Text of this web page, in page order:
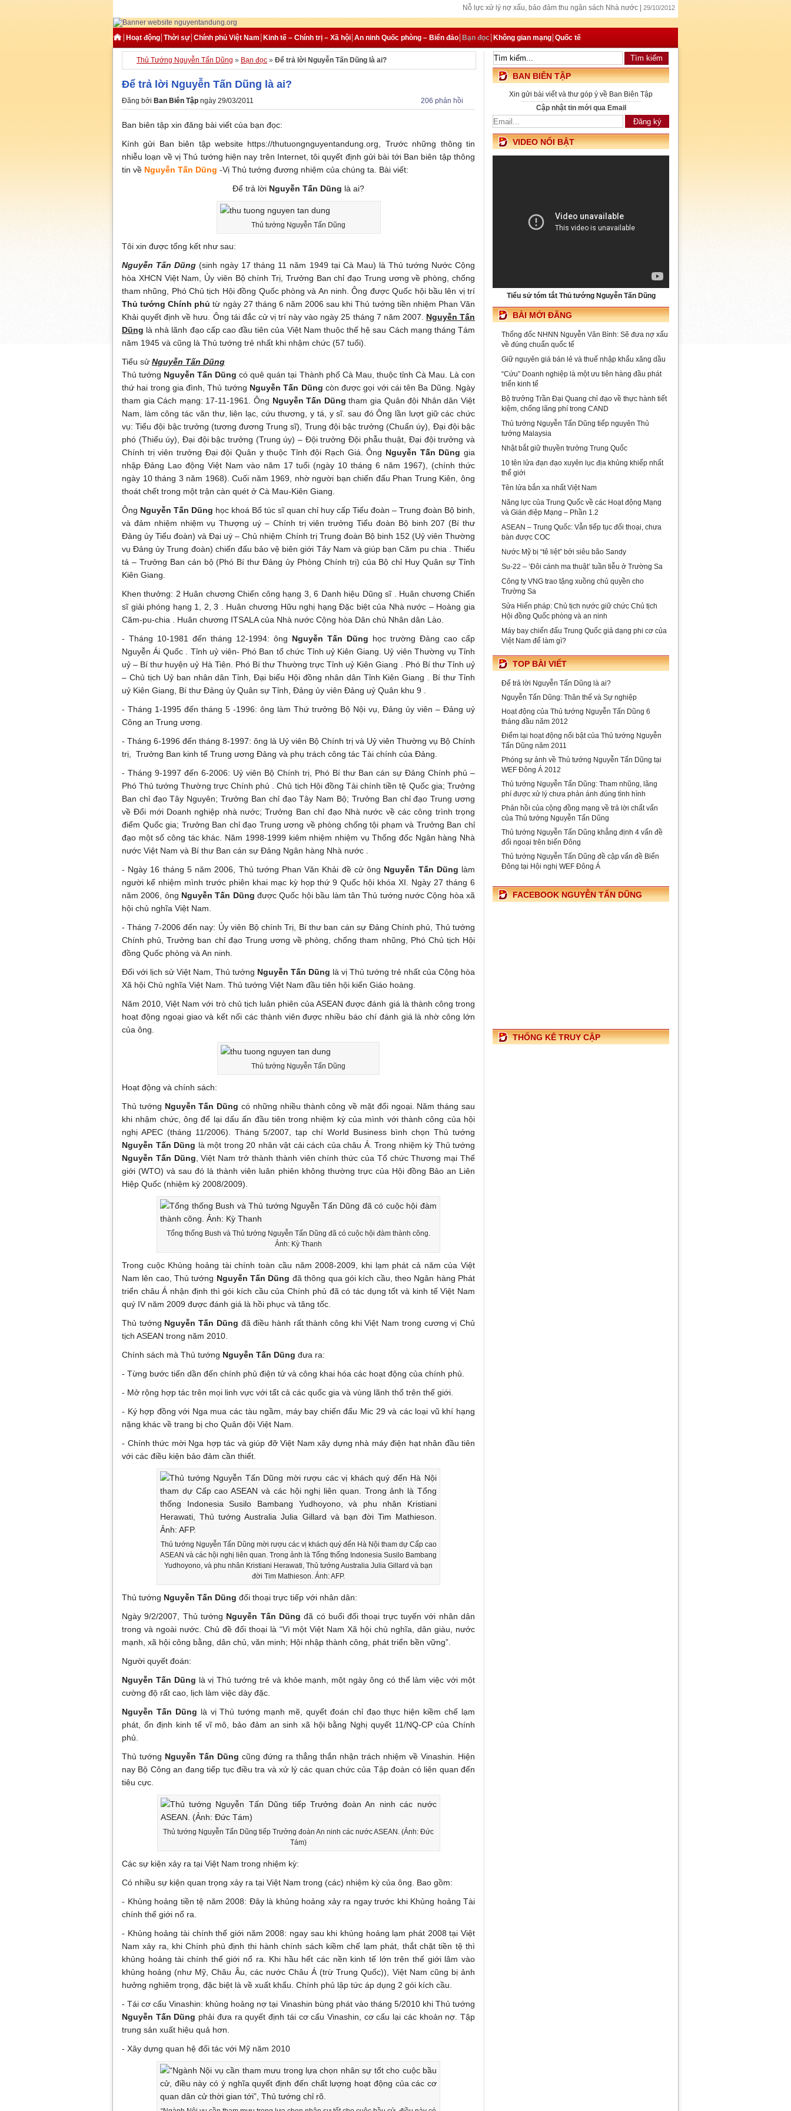
Nỗ lực xử lý nợ xấu, bảo đảm thu ngân sách Nhà nước | 29/10/2012
Chính phủ họp phiên thường kỳ tháng 10/2012 |28/10/2012
Hướng tới quan hệ đối tác chiến lược Việt Nam – Thái Lan |27/10/2012
Hoạt động Thời sự Chính phủ Việt Nam Kinh tế – Chính trị – Xã hội An ninh Quốc phòng – Biển đảo Bạn đọc Không gian mạng Quốc tế
Thủ Tướng Nguyễn Tấn Dũng » Bạn đọc » Để trả lời Nguyễn Tấn Dũng là ai?
Để trả lời Nguyễn Tấn Dũng là ai?
Đăng bởi Ban Biên Tập ngày 29/03/2011 206 phản hồi
Ban biên tập xin đăng bài viết của bạn đọc:
Kính gửi Ban biên tập website https://thutuongnguyentandung.org, Trước những thông tin
nhiễu loạn về vị Thủ tướng hiện nay trên Internet, tôi quyết định gửi bài tới Ban biên tập thông
tin về Nguyễn Tấn Dũng -Vị Thủ tướng đương nhiệm của chúng ta. Bài viết:
Để trả lời Nguyễn Tấn Dũng là ai?
Thủ tướng Nguyễn Tấn Dũng
Tôi xin được tổng kết như sau:
Nguyễn Tấn Dũng (sinh ngày 17 tháng 11 năm 1949 tại Cà Mau) là Thủ tướng Nước Cộng
hòa XHCN Việt Nam, Ủy viên Bộ chính Trị, Trưởng Ban chỉ đạo Trung ương về phòng, chống
tham nhũng, Phó Chủ tịch Hội đồng Quốc phòng và An ninh. Ông được Quốc hội bầu lên vị trí
Thủ tướng Chính phủ từ ngày 27 tháng 6 năm 2006 sau khi Thủ tướng tiền nhiệm Phan Văn
Khải quyết định về hưu. Ông tái đắc cử vị trí này vào ngày 25 tháng 7 năm 2007. Nguyễn Tấn
Dũng là nhà lãnh đạo cấp cao đầu tiên của Việt Nam thuộc thế hệ sau Cách mạng tháng Tám
năm 1945 và cũng là Thủ tướng trẻ nhất khi nhậm chức (57 tuổi).
Tiểu sử Nguyễn Tấn Dũng
Thủ tướng Nguyễn Tấn Dũng có quê quán tại Thành phố Cà Mau, thuộc tỉnh Cà Mau. Là con
thứ hai trong gia đình, Thủ tướng Nguyễn Tấn Dũng còn được gọi với cái tên Ba Dũng. Ngày
tham gia Cách mạng: 17-11-1961. Ông Nguyễn Tấn Dũng tham gia Quân đội Nhân dân Việt
Nam, làm công tác văn thư, liên lạc, cứu thương, y tá, y sĩ. sau đó Ông lần lượt giữ các chức
vụ: Tiểu đội bậc trưởng (tương đương Trung sĩ), Trung đội bậc trưởng (Chuẩn úy), Đại đội bậc
phó (Thiếu úy), Đại đội bậc trưởng (Trung úy) – Đội trưởng Đội phẫu thuật, Đại đội trưởng và
Chính trị viên trưởng Đại đội Quân y thuộc Tỉnh đội Rạch Giá. Ông Nguyễn Tấn Dũng gia
nhập Đảng Lao động Việt Nam vào năm 17 tuổi (ngày 10 tháng 6 năm 1967), (chính thức
ngày 10 tháng 3 năm 1968). Cuối năm 1969, nhờ người bạn chiến đấu Phan Trung Kiên, ông
thoát chết trong một trận càn quét ở Cà Mau-Kiên Giang.
Ông Nguyễn Tấn Dũng học khoá Bổ túc sĩ quan chỉ huy cấp Tiểu đoàn – Trung đoàn Bộ binh,
và đảm nhiệm nhiệm vụ Thượng uý – Chính trị viên trưởng Tiểu đoàn Bộ binh 207 (Bí thư
Đảng ủy Tiểu đoàn) và Đại uý – Chủ nhiệm Chính trị Trung đoàn Bộ binh 152 (Uỷ viên Thường
vụ Đảng ủy Trung đoàn) chiến đấu bảo vệ biên giới Tây Nam và giúp bạn Căm pu chia . Thiếu
tá – Trưởng Ban cán bộ (Phó Bí thư Đảng ủy Phòng Chính trị) của Bộ chỉ Huy Quân sự Tỉnh
Kiên Giang.
Khen thưởng: 2 Huân chương Chiến công hạng 3, 6 Danh hiệu Dũng sĩ . Huân chương Chiến
sĩ giải phóng hạng 1, 2, 3 . Huân chương Hữu nghị hạng Đặc biệt của Nhà nước – Hoàng gia
Căm-pu-chia . Huân chương ITSALA của Nhà nước Cộng hòa Dân chủ Nhân dân Lào.
- Tháng 10-1981 đến tháng 12-1994: ông Nguyễn Tấn Dũng học trường Đảng cao cấp
Nguyễn Ái Quốc . Tỉnh uỷ viên- Phó Ban tổ chức Tỉnh uỷ Kiên Giang. Uỷ viên Thường vụ Tỉnh
uỷ – Bí thư huyện uỷ Hà Tiên. Phó Bí thư Thường trực Tỉnh uỷ Kiên Giang . Phó Bí thư Tỉnh uỷ
– Chủ tịch Uỷ ban nhân dân Tỉnh, Đại biểu Hội đồng nhân dân Tỉnh Kiên Giang . Bí thư Tỉnh
uỷ Kiên Giang, Bí thư Đảng ủy Quân sự Tỉnh, Đảng ủy viên Đảng uỷ Quân khu 9 .
- Tháng 1-1995 đến tháng 5 -1996: ông làm Thứ trưởng Bộ Nội vụ, Đảng ủy viên – Đảng uỷ
Công an Trung ương.
- Tháng 6-1996 đến tháng 8-1997: ông là Uỷ viên Bộ Chính trị và Uỷ viên Thường vụ Bộ Chính
trị, Trưởng Ban kinh tế Trung ương Đảng và phụ trách công tác Tài chính của Đảng.
- Tháng 9-1997 đến 6-2006: Uỷ viên Bộ Chính trị, Phó Bí thư Ban cán sự Đảng Chính phủ –
Phó Thủ tướng Thường trực Chính phủ . Chủ tịch Hội đồng Tài chính tiền tệ Quốc gia; Trưởng
Ban chỉ đạo Tây Nguyên; Trưởng Ban chỉ đạo Tây Nam Bộ; Trưởng Ban chỉ đạo Trung ương
về Đổi mới Doanh nghiệp nhà nước; Trưởng Ban chỉ đạo Nhà nước về các công trình trọng
điểm Quốc gia; Trưởng Ban chỉ đạo Trung ương về phòng chống tội phạm và Trưởng Ban chỉ
đạo một số công tác khác. Năm 1998-1999 kiêm nhiệm nhiệm vụ Thống đốc Ngân hàng Nhà
nước Việt Nam và Bí thư Ban cán sự Đảng Ngân hàng Nhà nước .
- Ngày 16 tháng 5 năm 2006, Thủ tướng Phan Văn Khải đề cử ông Nguyễn Tấn Dũng làm
người kế nhiệm mình trước phiên khai mạc kỳ họp thứ 9 Quốc hội khóa XI. Ngày 27 tháng 6
năm 2006, ông Nguyễn Tấn Dũng được Quốc hội bầu làm tân Thủ tướng nước Cộng hòa xã
hội chủ nghĩa Việt Nam.
- Tháng 7-2006 đến nay: Ủy viên Bộ chính Trị, Bí thư ban cán sự Đảng Chính phủ, Thủ tướng
Chính phủ, Trưởng ban chỉ đạo Trung ương về phòng, chống tham nhũng, Phó Chủ tịch Hội
đồng Quốc phòng và An ninh.
Đối với lịch sử Việt Nam, Thủ tướng Nguyễn Tấn Dũng là vị Thủ tướng trẻ nhất của Cộng hòa
Xã hội Chủ nghĩa Việt Nam. Thủ tướng Việt Nam đầu tiên hội kiến Giáo hoàng.
Năm 2010, Việt Nam với trò chủ tịch luân phiên của ASEAN được đánh giá là thành công trong
hoạt động ngoại giao và kết nối các thành viên được nhiều báo chí đánh giá là nhờ công lớn
của ông.
Thủ tướng Nguyễn Tấn Dũng
Hoạt động và chính sách:
Thủ tướng Nguyễn Tấn Dũng có những nhiều thành công về mặt đối ngoại. Năm tháng sau
khi nhậm chức, ông để lại dấu ấn đầu tiên trong nhiệm kỳ của mình với thành công của hội
nghị APEC (tháng 11/2006). Tháng 5/2007, tạp chí World Business bình chọn Thủ tướng
Nguyễn Tấn Dũng là một trong 20 nhân vật cải cách của châu Á. Trong nhiệm kỳ Thủ tướng
Nguyễn Tấn Dũng , Việt Nam trở thành thành viên chính thức của Tổ chức Thương mại Thế
giới (WTO) và sau đó là thành viên luân phiên không thường trực của Hội đồng Bảo an Liên
Hiệp Quốc (nhiệm kỳ 2008/2009).
Tổng thống Bush và Thủ tướng Nguyễn Tấn Dũng đã có cuộc hội đàm thành công.
Ảnh: Kỳ Thanh
Trong cuộc Khủng hoảng tài chính toàn cầu năm 2008-2009, khi lạm phát cả năm của Việt
Nam lên cao, Thủ tướng Nguyễn Tấn Dũng đã thông qua gói kích cầu, theo Ngân hàng Phát
triển châu Á nhận định thì gói kích cầu của Chính phủ đã có tác dụng tốt và kinh tế Việt Nam
quý IV năm 2009 được đánh giá là hồi phục và tăng tốc.
Thủ tướng Nguyễn Tấn Dũng đã điều hành rất thành công khi Việt Nam trong cương vị Chủ
tịch ASEAN trong năm 2010.
Chính sách mà Thủ tướng Nguyễn Tấn Dũng đưa ra:
- Từng bước tiến dần đến chính phủ điện tử và công khai hóa các hoạt động của chính phủ.
- Mở rộng hợp tác trên mọi linh vực với tất cả các quốc gia và vùng lãnh thổ trên thế giới.
- Ký hợp đồng với Nga mua các tàu ngầm, máy bay chiến đấu Mic 29 và các loại vũ khí hạng
nặng khác về trang bị cho Quân đội Việt Nam.
- Chính thức mời Nga hợp tác và giúp đỡ Việt Nam xây dựng nhà máy điện hạt nhân đầu tiên
với các điều kiện bảo đảm cần thiết.
Thủ tướng Nguyễn Tấn Dũng mời rượu các vị khách quý đến Hà Nội tham dự Cấp cao
ASEAN và các hội nghị liên quan. Trong ảnh là Tổng thống Indonesia Susilo Bambang
Yudhoyono, và phu nhân Kristiani Herawati, Thủ tướng Australia Julia Gillard và bạn
đời Tim Mathieson. Ảnh: AFP.
Thủ tướng Nguyễn Tấn Dũng đối thoại trực tiếp với nhân dân:
Ngày 9/2/2007, Thủ tướng Nguyễn Tấn Dũng đã có buổi đối thoại trực tuyến với nhân dân
trong và ngoài nước. Chủ đề đối thoại là “Vì một Việt Nam Xã hội chủ nghĩa, dân giàu, nước
mạnh, xã hội công bằng, dân chủ, văn minh; Hội nhập thành công, phát triển bền vững”.
Người quyết đoán:
Nguyễn Tấn Dũng là vị Thủ tướng trẻ và khỏe mạnh, một ngày ông có thể làm việc với một
cường độ rất cao, lịch làm việc dày đặc.
Nguyễn Tấn Dũng là vị Thủ tướng mạnh mẽ, quyết đoán chỉ đạo thực hiện kiềm chế lạm
phát, ổn định kinh tế vĩ mô, bảo đảm an sinh xã hội bằng Nghị quyết 11/NQ-CP của Chính
phủ.
Thủ tướng Nguyễn Tấn Dũng cũng đứng ra thẳng thắn nhận trách nhiệm về Vinashin. Hiện
nay Bộ Công an đang tiếp tục điều tra và xử lý các quan chức của Tập đoàn có liên quan đến
tiêu cực.
Thủ tướng Nguyễn Tấn Dũng tiếp Trưởng đoàn An ninh các nước ASEAN. (Ảnh: Đức
Tám)
Các sự kiện xảy ra tại Việt Nam trong nhiệm kỳ:
Có nhiều sự kiện quan trọng xảy ra tại Việt Nam trong (các) nhiệm kỳ của ông. Bao gồm:
- Khủng hoảng tiền tệ năm 2008: Đây là khủng hoảng xảy ra ngay trước khi Khủng hoảng Tài
chính thế giới nổ ra.
- Khủng hoảng tài chính thế giới năm 2008: ngay sau khi khủng hoảng lạm phát 2008 tại Việt
Nam xảy ra, khi Chính phủ định thi hành chính sách kiềm chế lạm phát, thắt chặt tiền tệ thì
khủng hoảng tài chính thế giới nổ ra. Khi hầu hết các nền kinh tế lớn trên thế giới lâm vào
khủng hoảng (như Mỹ, Châu Âu, các nước Châu Á (trừ Trung Quốc)), Việt Nam cũng bị ảnh
hưởng nghiêm trọng, đặc biệt là về xuất khẩu. Chính phủ lập tức áp dụng 2 gói kích cầu.
- Tái cơ cấu Vinashin: khủng hoảng nợ tại Vinashin bùng phát vào tháng 5/2010 khi Thủ tướng
Nguyễn Tấn Dũng phải đưa ra quyết định tái cơ cấu Vinashin, cơ cấu lại các khoản nợ. Tập
trung sản xuất hiệu quả hơn.
- Xây dựng quan hệ đối tác với Mỹ năm 2010
BAN BIÊN TẬP
Xin gửi bài viết và thư góp ý về Ban Biên Tập
Cập nhật tin mới qua Email
VIDEO NỔI BẬT
Tiểu sử tóm tắt Thủ tướng Nguyễn Tấn Dũng
BÀI MỚI ĐĂNG
Thống đốc NHNN Nguyễn Văn Bình: Sẽ đưa nợ xấu
về đúng chuẩn quốc tế
Giữ nguyên giá bán lẻ và thuế nhập khẩu xăng dầu
“Cứu” Doanh nghiệp là một ưu tiên hàng đầu phát
triển kinh tế
Bộ trưởng Trần Đại Quang chỉ đạo về thực hành tiết
kiệm, chống lãng phí trong CAND
Thủ tướng Nguyễn Tấn Dũng tiếp nguyên Thủ
tướng Malaysia
Nhật bắt giữ thuyền trưởng Trung Quốc
10 tên lửa đạn đạo xuyên lục địa khủng khiếp nhất
thế giới
Tên lửa bắn xa nhất Việt Nam
Năng lực của Trung Quốc về các Hoạt động Mạng
và Gián điệp Mạng – Phần 1.2
ASEAN – Trung Quốc: Vẫn tiếp tục đối thoại, chưa
bàn được COC
Nước Mỹ bị “tê liệt” bởi siêu bão Sandy
Su-22 – ‘Đôi cánh ma thuật’ tuần tiễu ở Trường Sa
Công ty VNG trao tặng xuồng chủ quyền cho
Trường Sa
Sửa Hiến pháp: Chủ tịch nước giữ chức Chủ tịch
Hội đồng Quốc phòng và an ninh
Máy bay chiến đấu Trung Quốc giả dạng phi cơ của
Việt Nam để làm gì?
TOP BÀI VIẾT
Để trả lời Nguyễn Tấn Dũng là ai?
Nguyễn Tấn Dũng: Thân thế và Sự nghiệp
Hoạt động của Thủ tướng Nguyễn Tấn Dũng 6
tháng đầu năm 2012
Điểm lại hoạt động nổi bật của Thủ tướng Nguyễn
Tấn Dũng năm 2011
Phóng sự ảnh về Thủ tướng Nguyễn Tấn Dũng tại
WEF Đông Á 2012
Thủ tướng Nguyễn Tấn Dũng: Tham nhũng, lãng
phí được xử lý chưa phản ánh đúng tình hình
Phản hồi của cộng đồng mạng về trả lời chất vấn
của Thủ tướng Nguyễn Tấn Dũng
Thủ tướng Nguyễn Tấn Dũng khẳng định 4 vấn đề
đối ngoại trên biển Đông
Thủ tướng Nguyễn Tấn Dũng đề cập vấn đề Biển
Đông tại Hội nghị WEF Đông Á
FACEBOOK NGUYỄN TẤN DŨNG
THỐNG KÊ TRUY CẬP